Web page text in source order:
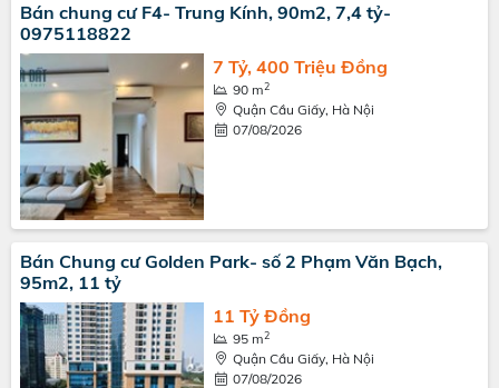
Bán chung cư F4- Trung Kính, 90m2, 7,4 tỷ-
0975118822
7 Tỷ, 400 Triệu Đồng
90 m2
Quận Cầu Giấy, Hà Nội
07/08/2026
Bán Chung cư Golden Park- số 2 Phạm Văn Bạch,
95m2, 11 tỷ
11 Tỷ Đồng
95 m2
Quận Cầu Giấy, Hà Nội
07/08/2026